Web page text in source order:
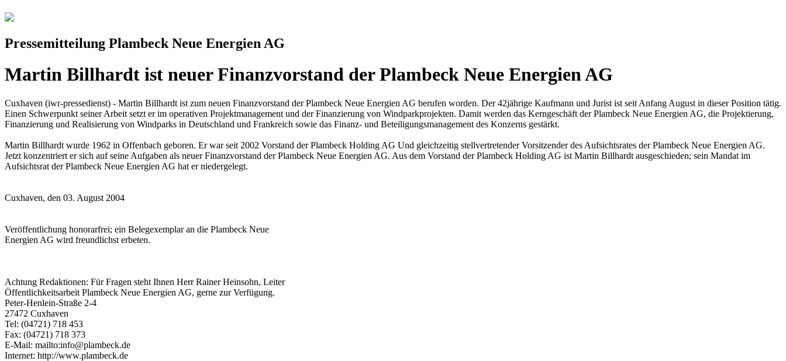
Pressemitteilung Plambeck Neue Energien AG
Martin Billhardt ist neuer Finanzvorstand der Plambeck Neue Energien AG
Cuxhaven (iwr-pressedienst) - Martin Billhardt ist zum neuen Finanzvorstand der Plambeck Neue Energien AG berufen worden. Der 42jährige Kaufmann und Jurist ist seit Anfang August in dieser Position tätig.
Einen Schwerpunkt seiner Arbeit setzt er im operativen Projektmanagement und der Finanzierung von Windparkprojekten. Damit werden das Kerngeschäft der Plambeck Neue Energien AG, die Projektierung,
Finanzierung und Realisierung von Windparks in Deutschland und Frankreich sowie das Finanz- und Beteiligungsmanagement des Konzerns gestärkt.
Martin Billhardt wurde 1962 in Offenbach geboren. Er war seit 2002 Vorstand der Plambeck Holding AG Und gleichzeitig stellvertretender Vorsitzender des Aufsichtsrates der Plambeck Neue Energien AG.
Jetzt konzentriert er sich auf seine Aufgaben als neuer Finanzvorstand der Plambeck Neue Energien AG. Aus dem Vorstand der Plambeck Holding AG ist Martin Billhardt ausgeschieden; sein Mandat im
Aufsichtsrat der Plambeck Neue Energien AG hat er niedergelegt.
Cuxhaven, den 03. August 2004
Veröffentlichung honorarfrei; ein Belegexemplar an die Plambeck Neue
Energien AG wird freundlichst erbeten.
Achtung Redaktionen: Für Fragen steht Ihnen Herr Rainer Heinsohn, Leiter
Öffentlichkeitsarbeit Plambeck Neue Energien AG, gerne zur Verfügung.
Peter-Henlein-Straße 2-4
27472 Cuxhaven
Tel: (04721) 718 453
Fax: (04721) 718 373
E-Mail: mailto:info@plambeck.de
Internet: http://www.plambeck.de